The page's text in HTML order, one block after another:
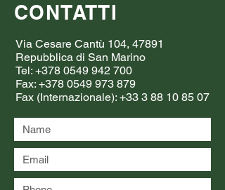
CONTATTI
Via Cesare Cantù 104, 47891
Repubblica di San Marino
Tel: +378 0549 942 700
Fax: +378 0549 973 879
Fax (Internazionale): +33 3 88 10 85 07